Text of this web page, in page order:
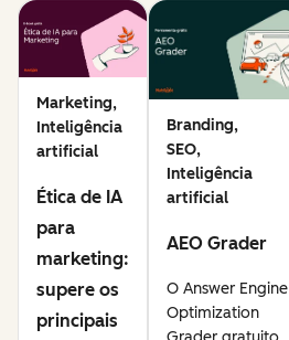
Marketing,
Inteligência
artificial
Ética de IA
para
marketing:
supere os
principais
Branding,
SEO,
Inteligência
artificial
AEO Grader
O Answer Engine
Optimization